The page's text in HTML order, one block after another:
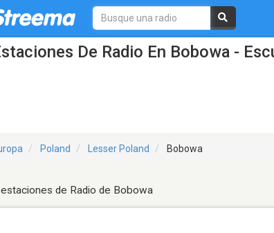
De Radio En Bobowa -
Poland Lesser Poland Bobowa
de Radio de Bobowa